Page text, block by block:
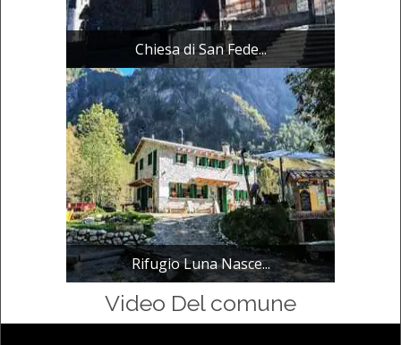
Chiesa di San Fede...
Rifugio Luna Nasce...
Video Del comune